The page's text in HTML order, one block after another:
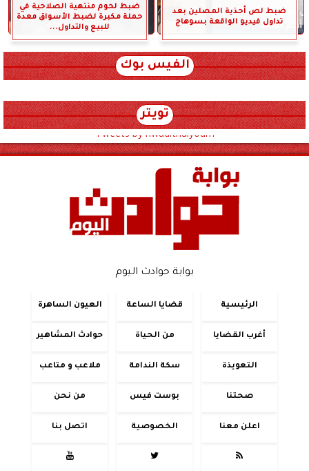
ضبط لص أحذية المصلين بعد
تداول فيديو الواقعة بسوهاج
ضبط لحوم منتهية الصلاحية في
حملة مكبرة لضبط الأسواق معدة
للبيع والتداول...
الفيس بوك
تويتر
Tweets by hwadithalyoum
بوابة حوادث اليوم
الرئيسية قضايا الساعة العيون الساهرة
أغرب القضايا من الحياة حوادث المشاهير
التعويذة سكة الندامة ملاعب و متاعب
صحتنا بوست فيس من نحن
اعلن معنا الخصوصية اتصل بنا


